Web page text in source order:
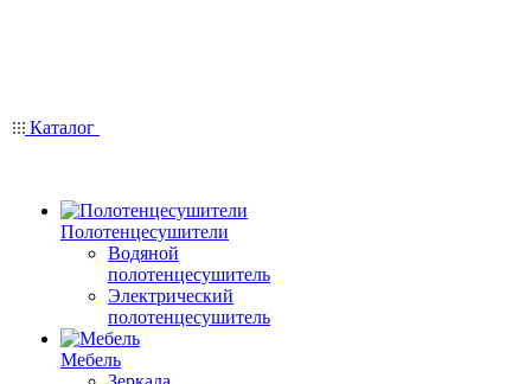
Каталог
Полотенцесушители
Водяной
полотенцесушитель
Электрический
полотенцесушитель
Мебель